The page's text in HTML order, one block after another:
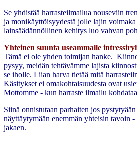
Se yhdistää harrasteilmailua nouseviin
ja monikäyttöisyydestä jolle lajin
lainsäädännöllinen kehitys luo vahvan
Yhteinen suunta useammalle
Tämä ei ole yhden toimijan hanke.
pysyy, meidän tehtävämme lajista
se iholle. Liian harva tietää mitä
Käsitykset ei omakohtaisuudesta ovat
Mottomme - kun harraste ilmailu
Siinä onnistutaan parhaiten jos
näyttäytymään enemmän yhteisin tavoin
jakaen.